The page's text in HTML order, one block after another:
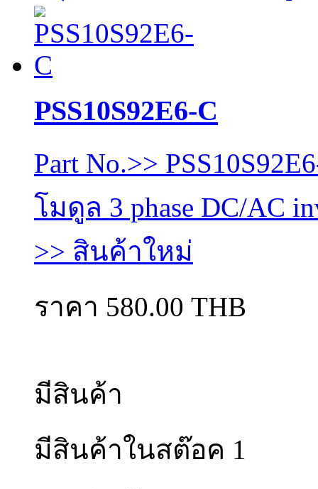
PSS10S92E6-C
Part No.>>
โมดูล 3 phase DC/AC
>> สินค้าใหม่
ราคา 580.00 THB
มีสินค้า
มีสินค้าในสต๊อค 1